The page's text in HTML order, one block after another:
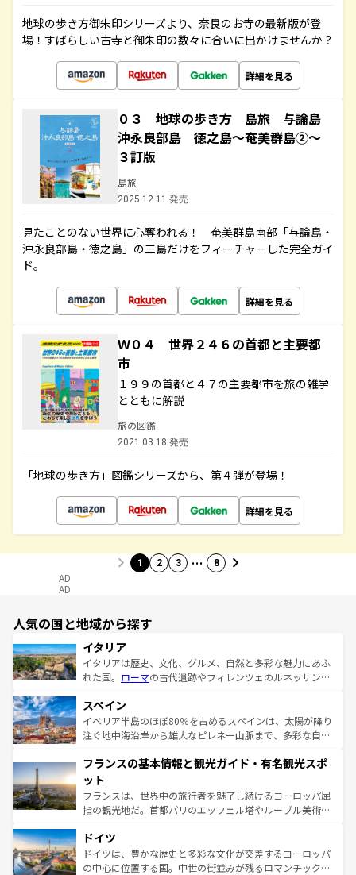
地球の歩き方御朱印シリーズより、奈良のお寺の最新版が登
場！すばらしい古寺と御朱印の数々に合いに出かけませんか？
詳細を見る
０３ 地球の歩き方 島旅 与論島
沖永良部島 徳之島～奄美群島②～
３訂版
島旅
2025.12.11 発売
見たことのない世界に心奪われる！ 奄美群島南部「与論島・
沖永良部島・徳之島」の三島だけをフィーチャーした完全ガイ
ド。
詳細を見る
Ｗ０４ 世界２４６の首都と主要都
市
１９９の首都と４７の主要都市を旅の雑学
とともに解説
旅の図鑑
2021.03.18 発売
「地球の歩き方」図鑑シリーズから、第４弾が登場！
詳細を見る
1 2 3 … 8
AD
AD
人気の国と地域から探す
イタリア
イタリアは歴史、文化、グルメ、自然と多彩な魅力にあふ
れた国。 ローマの古代遺跡やフィレンツェのルネッサンス
ろん、トスカーナの美しい田園風景やアマルフィ海岸の絶
景など、自然景観も見逃せない。観光の合間には、本場の
ピザやパスタなど、絶品のイタリア料理を堪能することも
ませてくれるイタリアで、忘れられない旅をしてみよう！
なお、新着のイタリア情報は
しい。
スペイン
イベリア半島のほぼ80％を占めるスペインは、太陽が降り
注ぐ地中海沿岸から雄大なピレネー山脈まで、多彩な自然
文化が根付くこの国では、情熱的なフラメンコ、熱気あふ
れる闘牛、そして美味しいタパスが生活の一部となってい
る。首都マドリードの洗練された雰囲気や、バルセロナの
アートに溢れた街角から、地方では古代ローマ遺跡や中世
せる。地方によって風土や気候が異なるスペインはその個
性で訪れる人を魅了する。 なお、新着のスペイン情報は コ
ンテンツ一覧を参照してほしい。
フランスの基本情報と観光ガイド・有名観光スポ
ット
フランスは、世界中の旅行者を魅了し続けるヨーロッパ屈
指の観光地だ。首都パリのエッフェル塔やルーブル美術館
で、幅広い魅力が詰まっている。華麗な宮殿、歴史的な大
聖堂、美しいビーチ、そして豊かな自然が、訪れる者を心
から魅了する。また、フランスは美食の国としても知ら
ドイツ
ドイツは、豊かな歴史と多彩な文化が交差するヨーロッパ
の中心に位置する国。中世の街並みが残るロマンチック街